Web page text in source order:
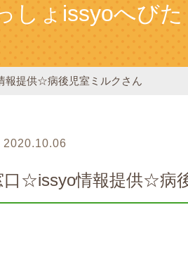
しょissyoへびた
提供☆病後児室ミルクさん
2020.10.06
口☆issyo情報提供☆病